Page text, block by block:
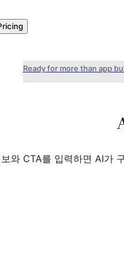
Ready for more than app
와 CTA를 입력하면 AI가